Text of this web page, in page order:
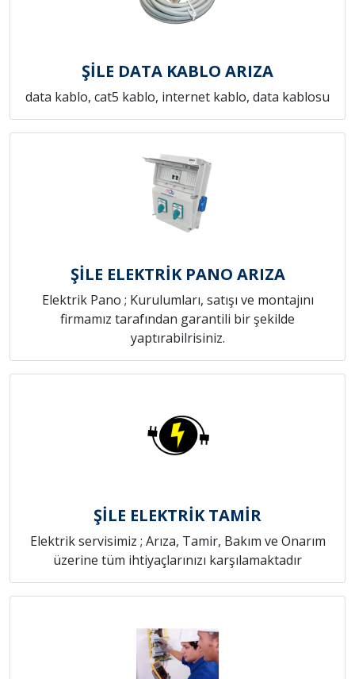
ŞİLE DATA KABLO ARIZA
data kablo, cat5 kablo, internet kablo, data kablosu
ŞİLE ELEKTRİK PANO ARIZA
Elektrik Pano ; Kurulumları, satışı ve montajını
firmamız tarafından garantili bir şekilde
yaptırabilrisiniz.
ŞİLE ELEKTRİK TAMİR
Elektrik servisimiz ; Arıza, Tamir, Bakım ve Onarım
üzerine tüm ihtiyaçlarınızı karşılamaktadır